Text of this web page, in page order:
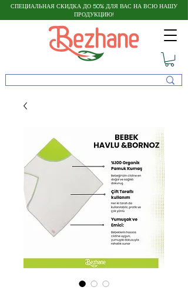
СПЕЦИАЛЬНАЯ СКИДКА ДО 50% ДЛЯ ВАС НА ВСЮ НАШУ
ПРОДУКЦИЮ!